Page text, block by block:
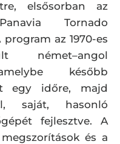
elsősorban az
Tornado
az 1970-es
később
egy időre, majd
saját, hasonló
fejlesztve. A
és a